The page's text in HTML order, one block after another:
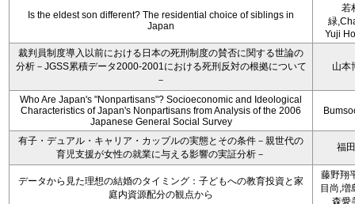
Is the eldest son different? The residential choice of siblings in
Japan
若
緑
Yuji
裁判員制度導入以前における日本の死刑制度の賛否に関する世論の
分析－JGSS累積データ2000-2001における死刑反対の根拠について
－
山本
Who Are Japan's "Nonpartisans"? Socioeconomic and Ideological
Characteristics of Japan's Nonpartisans from Analysis of the 2006
Japanese General Social Survey
有子・デュアル・キャリア・カップルの実態とその条件－親世代の
育児支援が女性の就業に与える影響の実証分析－
福
データから見た理想の結婚のタイミング：子どもへの教育投資と家
庭内資源配分の観点から
藤野翔
目尚,増
森愛